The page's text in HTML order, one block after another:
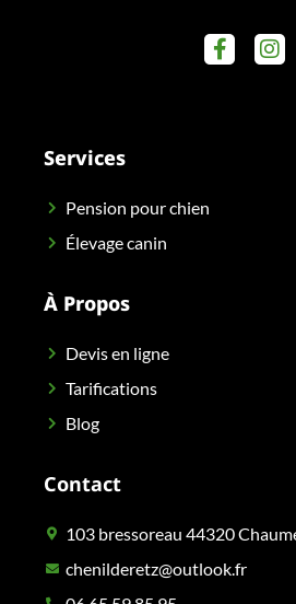
Services
Pension pour chien
Élevage canin
À Propos
Devis en ligne
Tarifications
Blog
Contact
103 bressoreau 44320
chenilderetz@outlook.fr